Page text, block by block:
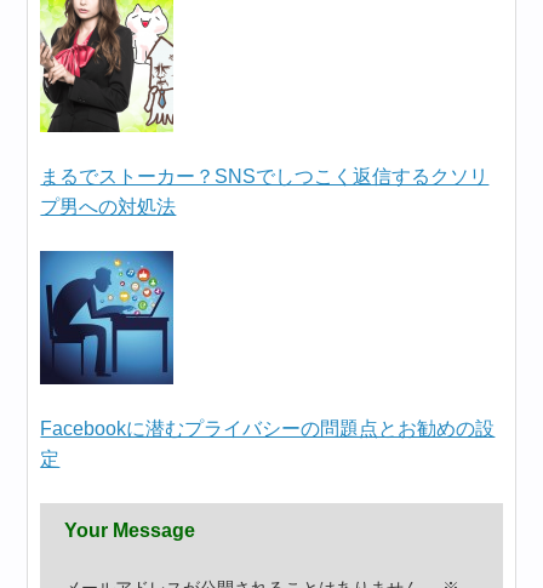
まるでストーカー？SNSでしつこく返信するクソリ
プ男への対処法
Facebookに潜むプライバシーの問題点とお勧めの設
定
Your Message